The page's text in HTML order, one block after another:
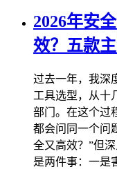
2026年安
效？五款
过去一年，我深
工具选型，从十
部门。在这个过
都会问同一个问
全又高效？”但
是两件事：一是